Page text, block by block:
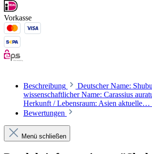
Vorkasse
Beschreibung
Deutscher Name:
wissenschaftlicher Name: Carassius
Herkunft / Lebensraum: Asien aktuelle…
Bewertungen
Menü schließen